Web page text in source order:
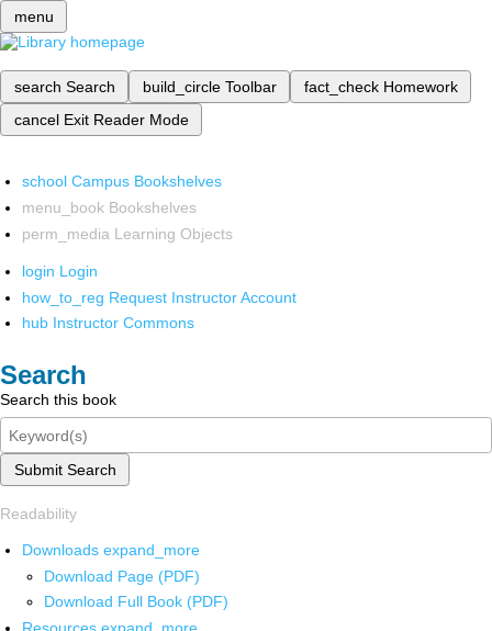
menu
search Search build_circle Toolbar fact_check Homework
cancel Exit Reader Mode
school Campus Bookshelves
menu_book Bookshelves
perm_media Learning Objects
login Login
how_to_reg Request Instructor Account
hub Instructor Commons
Search
Search this book
Submit Search
Readability
Downloads expand_more
Download Page (PDF)
Download Full Book (PDF)